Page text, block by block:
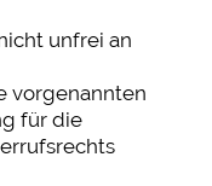
unfrei an
vorgenannten
für die